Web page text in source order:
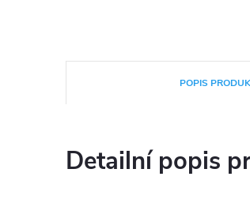
POPIS
Detailní popis